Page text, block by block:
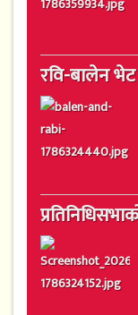
रवि-बालेन भेट